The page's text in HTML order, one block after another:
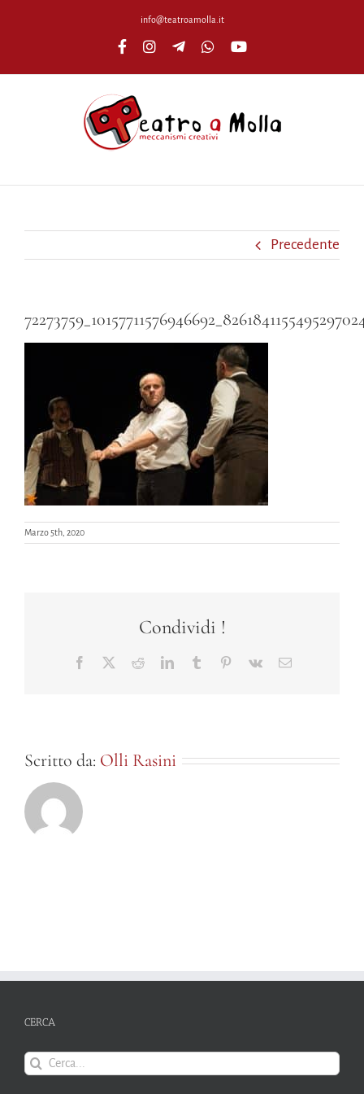
info@teatroamolla.it
FacebookInstagramTelegramWhatsAppYouTube
Precedente
Marzo 5th, 2020
Condividi !
Facebook RedditLinkedInTumblr Pinterest
Vk Email
Scritto da: Olli Rasini
CERCA
Cerca
per: